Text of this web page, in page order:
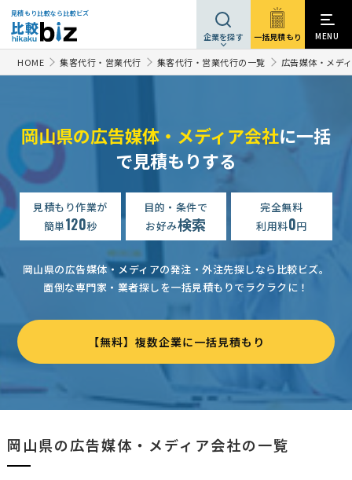
見積もり比較なら比較ビズ
企業を探す 一括見積もり MENU
HOME 集客代行・営業代行 集客代行・営業代行の一覧 広告媒体・メデ
岡山県の広告媒体・メディア会社に一括
で見積もりする
見積もり作業が
簡単120秒
目的・条件で
お好み検索
完全無料
利用料0円
岡山県の広告媒体・メディアの発注・外注先探しなら比較ビズ。
面倒な専門家・業者探しを一括見積もりでラクラクに！
【無料】複数企業に一括見積もり
岡山県の広告媒体・メディア会社の一覧